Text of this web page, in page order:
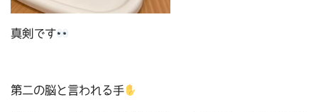
真剣です
第二の脳と言われる手